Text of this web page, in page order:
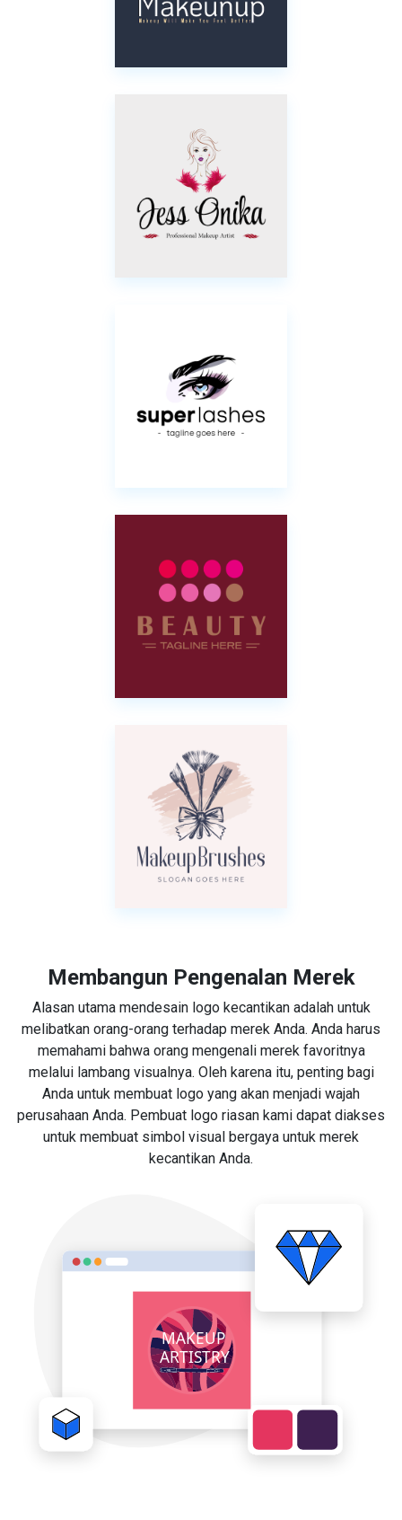
Membangun Pengenalan Merek
Alasan utama mendesain logo kecantikan adalah untuk
melibatkan orang-orang terhadap merek Anda. Anda harus
memahami bahwa orang mengenali merek favoritnya
melalui lambang visualnya. Oleh karena itu, penting bagi
Anda untuk membuat logo yang akan menjadi wajah
perusahaan Anda. Pembuat logo riasan kami dapat diakses
untuk membuat simbol visual bergaya untuk merek
kecantikan Anda.